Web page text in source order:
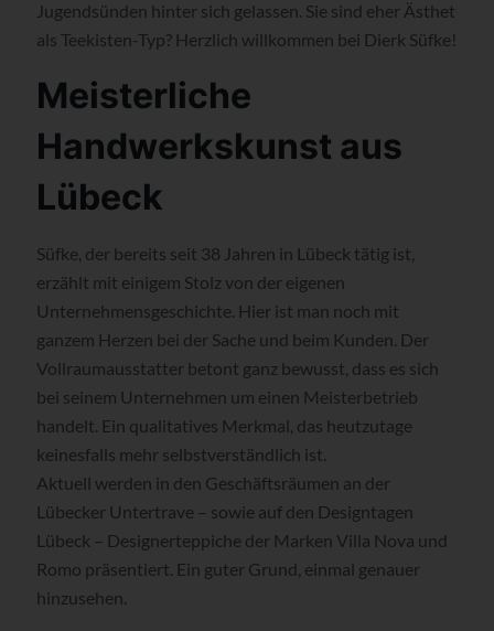
Jugendsünden hinter sich gelassen. Sie sind eher Ästhet
als Teekisten-Typ? Herzlich willkommen bei Dierk Süfke!
Meisterliche
Handwerkskunst aus
Lübeck
Süfke, der bereits seit 38 Jahren in Lübeck tätig ist,
erzählt mit einigem Stolz von der eigenen
Unternehmensgeschichte. Hier ist man noch mit
ganzem Herzen bei der Sache und beim Kunden. Der
Vollraumausstatter betont ganz bewusst, dass es sich
bei seinem Unternehmen um einen Meisterbetrieb
handelt. Ein qualitatives Merkmal, das heutzutage
keinesfalls mehr selbstverständlich ist.
Aktuell werden in den Geschäftsräumen an der
Lübecker Untertrave – sowie auf den Designtagen
Lübeck – Designerteppiche der Marken Villa Nova und
Romo präsentiert. Ein guter Grund, einmal genauer
hinzusehen.